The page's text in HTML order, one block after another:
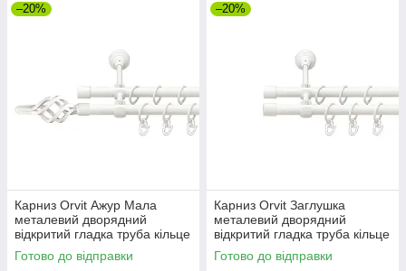
–20%
Карниз Orvit Ажур Мала
металевий дворядний
відкритий гладка труба кільце
металеве Арктіс 16\16 мм
120 см (00-00021362)
Готово до відправки
–20%
Карниз Orvit Заглушка
металевий дворядний
відкритий гладка труба кільце
металеве Арктіс 16\16 мм
120 см (00-00021372)
Готово до відправки